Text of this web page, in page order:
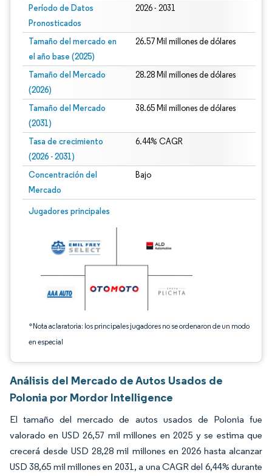
Período de Datos
Pronosticados
2026 - 2031
Tamaño del mercado en
el año base (2025)
26.57 Mil millones de dólares
Tamaño del Mercado
(2026)
28.28 Mil millones de dólares
Tamaño del Mercado
(2031)
38.65 Mil millones de dólares
Tasa de crecimiento
(2026 - 2031)
6.44% CAGR
Concentración del
Mercado
Bajo
Jugadores principales
*Nota aclaratoria: los principales jugadores no se ordenaron de un modo
en especial
Imagen © Mordor Intelligence. El uso requiere atribución según CC BY 4.0.
Análisis del Mercado de Autos Usados de
Polonia por Mordor Intelligence
El tamaño del mercado de autos usados de Polonia fue
valorado en USD 26,57 mil millones en 2025 y se estima que
crecerá desde USD 28,28 mil millones en 2026 hasta alcanzar
USD 38,65 mil millones en 2031, a una CAGR del 6,44% durante